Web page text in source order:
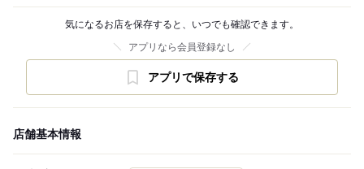
気になるお店を保存すると、いつでも確認できます。
アプリなら会員登録なし
アプリで保存する
店舗基本情報